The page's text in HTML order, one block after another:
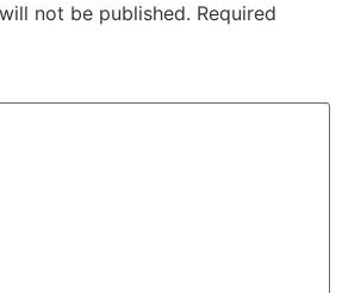
not be published. Required